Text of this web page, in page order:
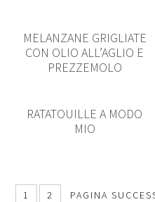
MELANZANE GRIGLIATE
CON OLIO ALL’AGLIO E
PREZZEMOLO
RATATOUILLE A MODO
MIO
1 2 PAGINA